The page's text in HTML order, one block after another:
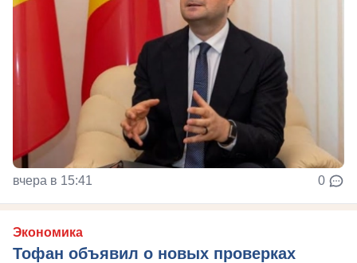
вчера в 15:41 0
Экономика
Тофан объявил о новых проверках